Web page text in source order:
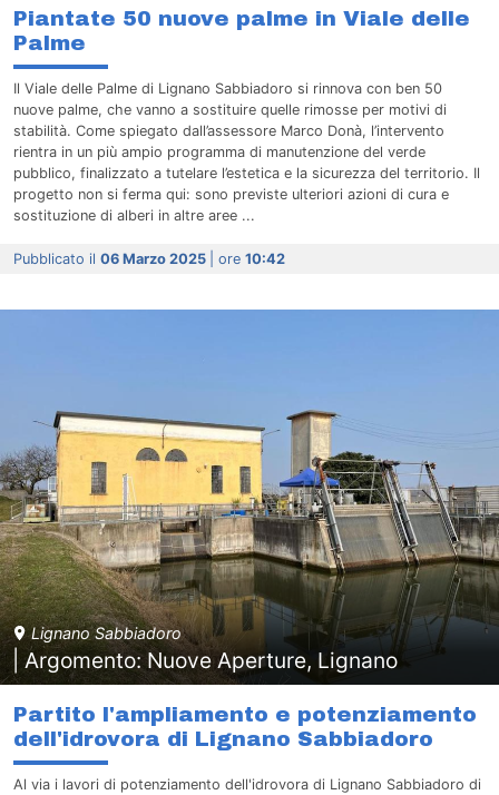
Piantate 50 nuove palme in Viale delle
Palme
Il Viale delle Palme di Lignano Sabbiadoro si rinnova con ben 50
nuove palme, che vanno a sostituire quelle rimosse per motivi di
stabilità. Come spiegato dall’assessore Marco Donà, l’intervento
rientra in un più ampio programma di manutenzione del verde
pubblico, finalizzato a tutelare l’estetica e la sicurezza del territorio. Il
progetto non si ferma qui: sono previste ulteriori azioni di cura e
sostituzione di alberi in altre aree ...
Pubblicato il 06 Marzo 2025 | ore 10:42
Lignano Sabbiadoro
| Argomento: Nuove Aperture, Lignano
Partito l'ampliamento e potenziamento
dell'idrovora di Lignano Sabbiadoro
Al via i lavori di potenziamento dell'idrovora di Lignano Sabbiadoro di